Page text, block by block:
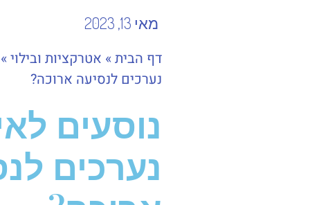
מאי 13, 2023
דף הבית» אטרקציות ובילוי»
נערכים לנסיעה ארוכה?
נוסעים
נערכים